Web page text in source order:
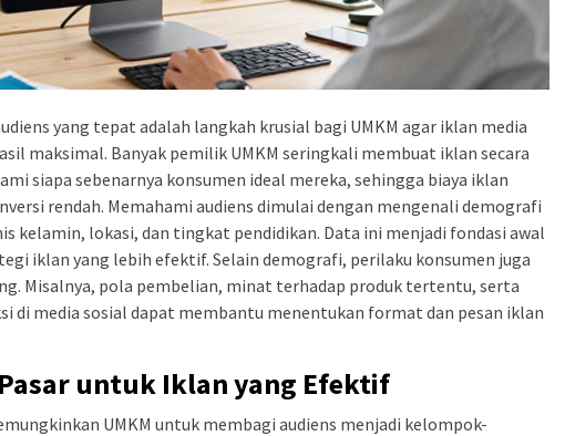
yang tepat adalah langkah krusial bagi UMKM agar iklan media
maksimal. Banyak pemilik UMKM seringkali membuat iklan secara
siapa sebenarnya konsumen ideal mereka, sehingga biaya iklan
rendah. Memahami audiens dimulai dengan mengenali demografi
kelamin, lokasi, dan tingkat pendidikan. Data ini menjadi fondasi awal
iklan yang lebih efektif. Selain demografi, perilaku konsumen juga
Misalnya, pola pembelian, minat terhadap produk tertentu, serta
di media sosial dapat membantu menentukan format dan pesan iklan
untuk Iklan yang Efektif
UMKM untuk membagi audiens menjadi kelompok-